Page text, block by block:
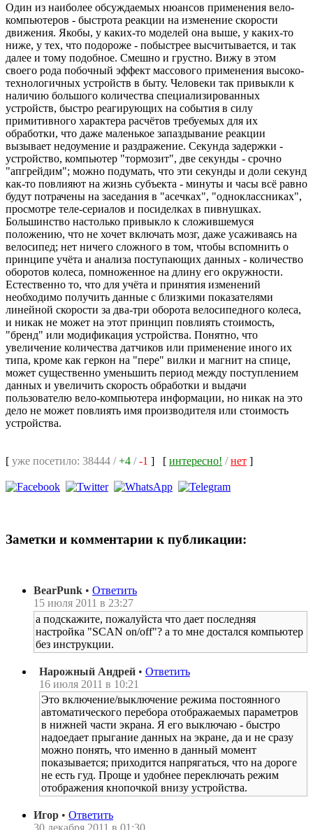
Один из наиболее обсуждаемых нюансов применения вело-
компьютеров - быстрота реакции на изменение скорости
движения. Якобы, у каких-то моделей она выше, у каких-то
ниже, у тех, что подороже - побыстрее высчитывается, и так
далее и тому подобное. Смешно и грустно. Вижу в этом
своего рода побочный эффект массового применения высоко-
технологичных устройств в быту. Человеки так привыкли к
наличию большого количества специализированных
устройств, быстро реагирующих на события в силу
примитивного характера расчётов требуемых для их
обработки, что даже маленькое запаздывание реакции
вызывает недоумение и раздражение. Секунда задержки -
устройство, компьютер "тормозит", две секунды - срочно
"апгрейдим"; можно подумать, что эти секунды и доли секунд
как-то повлияют на жизнь субъекта - минуты и часы всё равно
будут потрачены на заседания в "асечках", "одноклассниках",
просмотре теле-сериалов и посиделках в пивнушках.
Большинство настолько привыкло к сложившемуся
положению, что не хочет включать мозг, даже усаживаясь на
велосипед; нет ничего сложного в том, чтобы вспомнить о
принципе учёта и анализа поступающих данных - количество
оборотов колеса, помноженное на длину его окружности.
Естественно то, что для учёта и принятия изменений
необходимо получить данные с близкими показателями
линейной скорости за два-три оборота велосипедного колеса,
и никак не может на этот принцип повлиять стоимость,
"бренд" или модификация устройства. Понятно, что
увеличение количества датчиков или применение иного их
типа, кроме как геркон на "пере" вилки и магнит на спице,
может существенно уменьшить период между поступлением
данных и увеличить скорость обработки и выдачи
пользователю вело-компьютера информации, но никак на это
дело не может повлиять имя производителя или стоимость
устройства.
[ уже посетило: 38444 /+4 /-1 ] [ интересно! /нет ]
Заметки и комментарии к публикации:
BearPunk • Ответить
15 июля 2011 в 23:27
а подскажите, пожалуйста что дает последняя
настройка "SCAN on/off"? а то мне достался компьютер
без инструкции.
Нарожный Андрей • Ответить
16 июля 2011 в 10:21
Это включение/выключение режима постоянного
автоматического перебора отображаемых параметров
в нижней части экрана. Я его выключаю - быстро
надоедает прыгание данных на экране, да и не сразу
можно понять, что именно в данный момент
показывается; приходится напрягаться, что на дороге
не есть гуд. Проще и удобнее переключать режим
отображения кнопочкой внизу устройства.
Игор • Ответить